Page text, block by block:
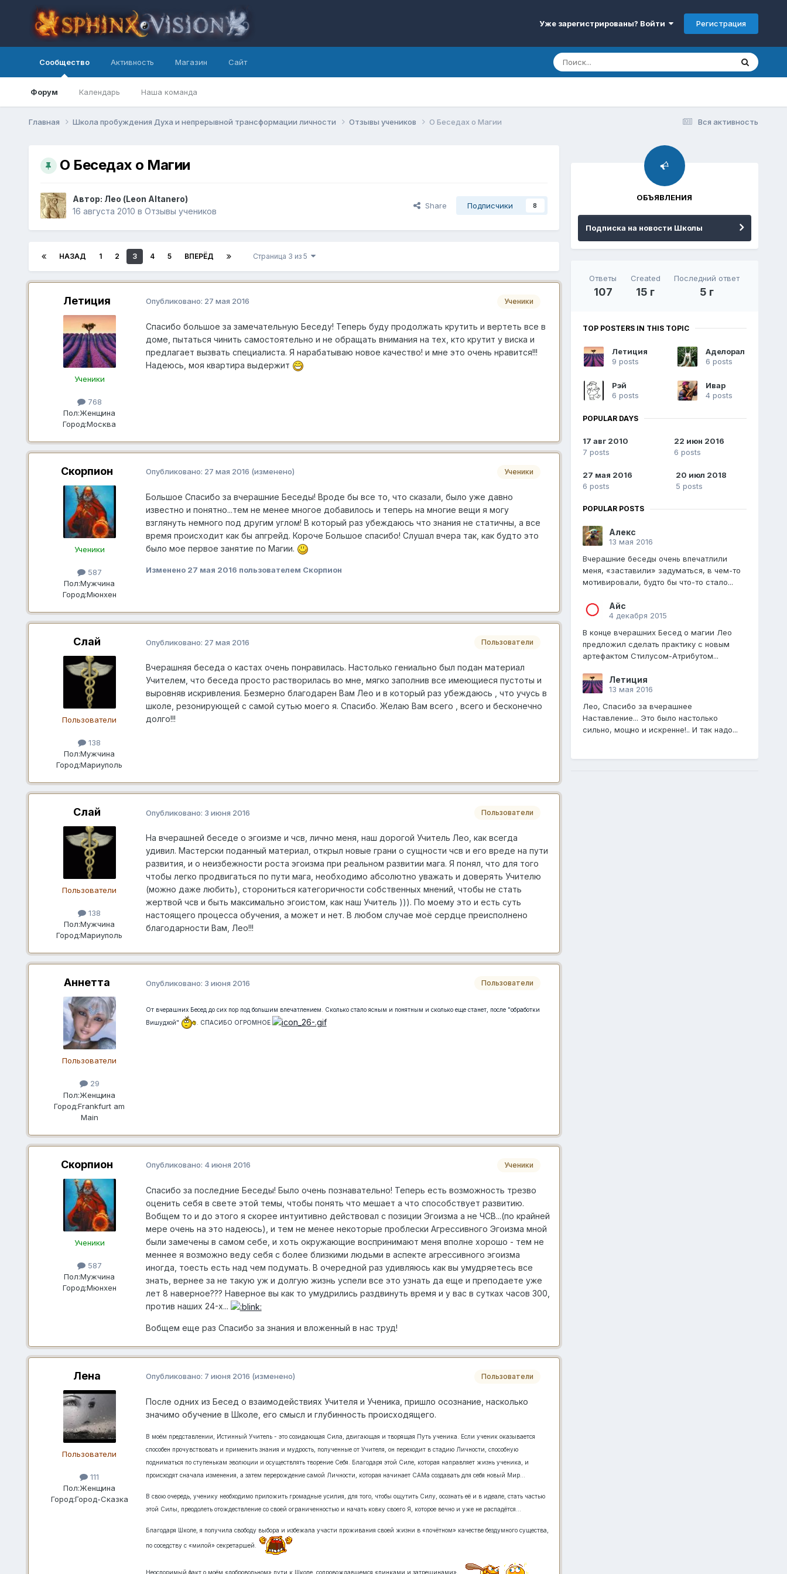
Уже зарегистрированы? Войти Регистрация
Сообщество
Форум Календарь Наша команда
Активность Магазин Сайт
Вся активность
Главная Школа пробуждения Духа и непрерывной трансформации личности Отзывы учеников О Беседах о Магии
О Беседах о Магии
Автор: Лео (Leon Altanero)
16 августа 2010 в Отзывы учеников
Share Подписчики 8
НАЗАД 1 2 3 4 5 ВПЕРЁД Страница 3 из 5
Летиция
Ученики
768
Пол:Женщина
Город:Москва
Ученики
Опубликовано: 27 мая 2016
Спасибо большое за замечательную Беседу! Теперь буду продолжать крутить и вертеть все в
доме, пытаться чинить самостоятельно и не обращать внимания на тех, кто крутит у виска и
предлагает вызвать специалиста. Я нарабатываю новое качество! и мне это очень нравится!!!
Надеюсь, моя квартира выдержит
Скорпион
Ученики
587
Пол:Мужчина
Город:Мюнхен
Ученики
Опубликовано: 27 мая 2016 (изменено)
Большое Спасибо за вчерашние Беседы! Вроде бы все то, что сказали, было уже давно
известно и понятно...тем не менее многое добавилось и теперь на многие вещи я могу
взглянуть немного под другим углом! В который раз убеждаюсь что знания не статичны, а все
время происходит как бы апгрейд. Короче Большое спасибо! Слушал вчера так, как будто это
было мое первое занятие по Магии.
Изменено 27 мая 2016 пользователем Скорпион
Слай
Пользователи
138
Пол:Мужчина
Город:Мариуполь
Пользователи
Опубликовано: 27 мая 2016
Вчерашняя беседа о кастах очень понравилась. Настолько гениально был подан материал
Учителем, что беседа просто растворилась во мне, мягко заполнив все имеющиеся пустоты и
выровняв искривления. Безмерно благодарен Вам Лео и в который раз убеждаюсь , что учусь в
школе, резонирующей с самой сутью моего я. Спасибо. Желаю Вам всего , всего и бесконечно
долго!!!
Слай
Пользователи
138
Пол:Мужчина
Город:Мариуполь
Пользователи
Опубликовано: 3 июня 2016
На вчерашней беседе о эгоизме и чсв, лично меня, наш дорогой Учитель Лео, как всегда
удивил. Мастерски поданный материал, открыл новые грани о сущности чсв и его вреде на пути
развития, и о неизбежности роста эгоизма при реальном развитии мага. Я понял, что для того
чтобы легко продвигаться по пути мага, необходимо абсолютно уважать и доверять Учителю
(можно даже любить), сторониться категоричности собственных мнений, чтобы не стать
жертвой чсв и быть максимально эгоистом, как наш Учитель ))). По моему это и есть суть
настоящего процесса обучения, а может и нет. В любом случае моё сердце преисполнено
благодарности Вам, Лео!!!
Аннетта
Пользователи
29
Пол:Женщина
Город:Frankfurt am
Main
Пользователи
Опубликовано: 3 июня 2016
От вчерашних Бесед до сих пор под большим впечатлением. Сколько стало ясным и понятным и сколько еще станет, после "обработки
Вишудхой"
. СПАСИБО ОГРОМНОЕ
Скорпион
Ученики
587
Пол:Мужчина
Город:Мюнхен
Ученики
Опубликовано: 4 июня 2016
Спасибо за последние Беседы! Было очень познавательно! Теперь есть возможность трезво
оценить себя в свете этой темы, чтобы понять что мешает а что способствует развитию.
Вобщем то и до этого я скорее интуитивно действовал с позиции Эгоизма а не ЧСВ...(по крайней
мере очень на это надеюсь), и тем не менее некоторые проблески Агрессивного Эгоизма мной
были замечены в самом себе, и хоть окружающие воспринимают меня вполне хорошо - тем не
меннее я возможно веду себя с более близкими людьми в аспекте агрессивного эгоизма
иногда, тоесть есть над чем подумать. В очередной раз удивляюсь как вы умудряетесь все
знать, вернее за не такую уж и долгую жизнь успели все это узнать да еще и преподаете уже
лет 8 наверное??? Наверное вы как то умудрились раздвинуть время и у вас в сутках часов 300,
против наших 24-х...
Вобщем еще раз Спасибо за знания и вложенный в нас труд!
Лена
Пользователи
111
Пол:Женщина
Город:Город-Сказка
Пользователи
Опубликовано: 7 июня 2016 (изменено)
После одних из Бесед о взаимодействиях Учителя и Ученика, пришло осознание, насколько
значимо обучение в Школе, его смысл и глубинность происходящего.
В моём представлении, Истинный Учитель - это созидающая Сила, двигающая и творящая Путь ученика. Если ученик оказывается
способен прочувствовать и применить знания и мудрость, полученные от Учителя, он переходит в стадию Личности, способную
подниматься по ступенькам эволюции и осуществлять творение Себя. Благодаря этой Силе, которая направляет жизнь ученика, и
происходят сначала изменения, а затем перерождение самой Личности, которая начинает САМа создавать для себя новый Мир…
В свою очередь, ученику необходимо приложить громадные усилия, для того, чтобы ощутить Силу, осознать её и в идеале, стать частью
этой Силы, преодолеть отождествление со своей ограниченностью и начать ковку своего Я, которое вечно и уже не распадётся…
Благодаря Школе, я получила свободу выбора и избежала участи проживания своей жизни в «почётном» качестве бездумного существа,
по соседству с «милой» секретаршей.
Неоспоримый факт о моём «добровольном» пути к Школе, сопровождавшемся «пинками и затрещинами»,
ОБЪЯВЛЕНИЯ
Подписка на новости Школы
Ответы
107
Created
15 г
Последний ответ
5 г
TOP POSTERS IN THIS TOPIC
Летиция
9 posts
Аделорал
6 posts
Рэй
6 posts
Ивар
4 posts
POPULAR DAYS
17 авг 2010
7 posts
22 июн 2016
6 posts
27 мая 2016
6 posts
20 июл 2018
5 posts
POPULAR POSTS
Алекс
13 мая 2016
Вчерашние беседы очень впечатлили
меня, «заставили» задуматься, в чем-то
мотивировали, будто бы что-то стало...
Айс
4 декабря 2015
В конце вчерашних Бесед о магии Лео
предложил сделать практику с новым
артефактом Стилусом-Атрибутом...
Летиция
13 мая 2016
Лео, Спасибо за вчерашнее
Наставление... Это было настолько
сильно, мощно и искренне!.. И так надо...